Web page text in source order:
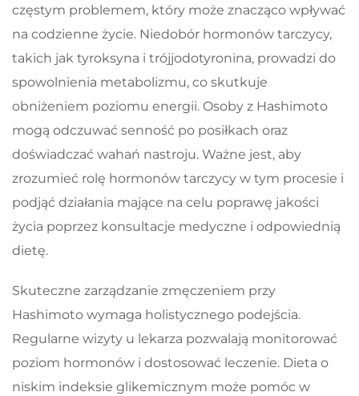
częstym problemem, który może znacząco wpływać
na codzienne życie. Niedobór hormonów tarczycy,
takich jak tyroksyna i trójjodotyronina, prowadzi do
spowolnienia metabolizmu, co skutkuje
obniżeniem poziomu energii. Osoby z Hashimoto
mogą odczuwać senność po posiłkach oraz
doświadczać wahań nastroju. Ważne jest, aby
zrozumieć rolę hormonów tarczycy w tym procesie i
podjąć działania mające na celu poprawę jakości
życia poprzez konsultacje medyczne i odpowiednią
dietę.
Skuteczne zarządzanie zmęczeniem przy
Hashimoto wymaga holistycznego podejścia.
Regularne wizyty u lekarza pozwalają monitorować
poziom hormonów i dostosować leczenie. Dieta o
niskim indeksie glikemicznym może pomóc w